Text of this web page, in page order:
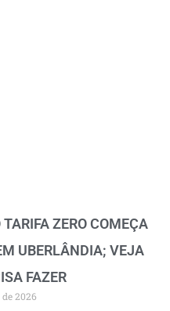
ZERO COMEÇA
UBERLÂNDIA; VEJA
FAZER
2026